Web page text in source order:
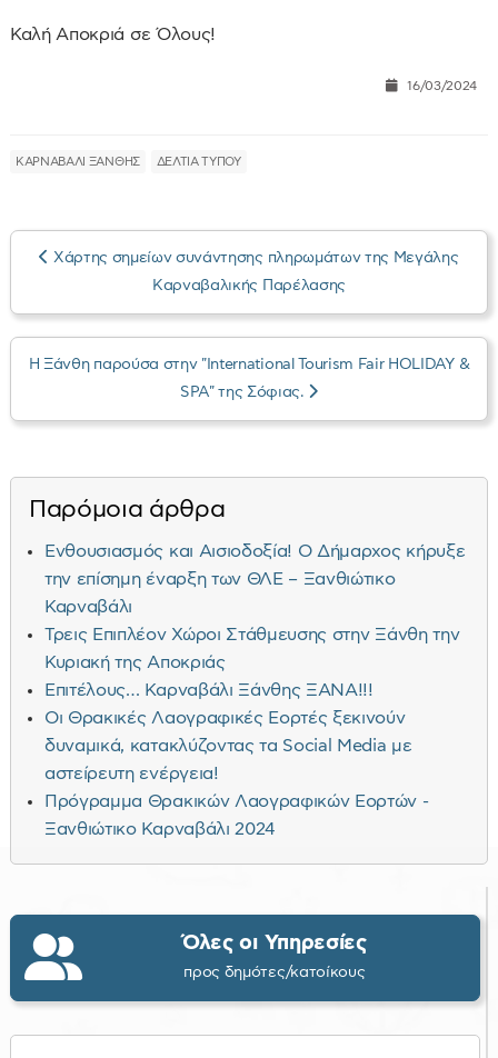
Καλή Αποκριά σε Όλους!
16/03/2024
ΚΑΡΝΑΒΑΛΙ ΞΑΝΘΗΣ ΔΕΛΤΙΑ ΤΥΠΟΥ
Xάρτης σημείων συνάντησης πληρωμάτων της Μεγάλης
Καρναβαλικής Παρέλασης
Η Ξάνθη παρούσα στην "International Tourism Fair HOLIDAY &
SPA" της Σόφιας.
Παρόμοια άρθρα
Ενθουσιασμός και Αισιοδοξία! Ο Δήμαρχος κήρυξε
την επίσημη έναρξη των ΘΛΕ – Ξανθιώτικο
Καρναβάλι
Τρεις Επιπλέον Χώροι Στάθμευσης στην Ξάνθη την
Κυριακή της Αποκριάς
Επιτέλους… Καρναβάλι Ξάνθης ΞΑΝΑ!!!
Οι Θρακικές Λαογραφικές Εορτές ξεκινούν
δυναμικά, κατακλύζοντας τα Social Media με
αστείρευτη ενέργεια!
Πρόγραμμα Θρακικών Λαογραφικών Εορτών -
Ξανθιώτικο Καρναβάλι 2024
Όλες οι Υπηρεσίες
προς δημότες/κατοίκους